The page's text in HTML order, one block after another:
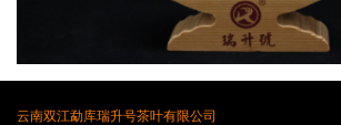
云南双江勐库瑞升号茶叶有限公司